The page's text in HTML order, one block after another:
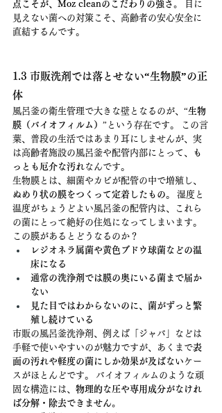
点こそが、Moz cleanのこだわりの強さ。
目に
見えない菌への対策こそ、高齢者の安心安全に
直結するんです。
1.3 市販洗剤では落とせない“生物膜”の正
体
風呂釜の衛生管理で大きな壁となるのが、“生物
膜（バイオフィルム） ”という存在です。 この言
葉、普段の生活ではあまり耳にしませんが、実
は高齢者施設の風呂釜や配管内部にとって、
も
っとも厄介な汚れなんです。
生物膜とは、細菌やカビが配管の中で増殖し、
ぬめり状の膜をつくって定着したもの。 湿度と
温度がちょうどよい風呂釜の配管内は、これら
の菌にとって絶好の住処になってしまいます。
この膜があるとどうなるのか？
レジオネラ属菌や黄色ブドウ球菌などの温
床になる
通常の洗浄剤では膜の奥にいる菌まで届か
ない
見た目ではわからないのに、菌がずっと繁
殖し続けている
市販の風呂釜洗浄剤、例えば「ジャバ」などは
手軽で使いやすいのが魅力ですが、あくまで表
面の汚れや軽度の菌にしか効果が及ばないケー
スがほとんどです。 バイオフィルムのような頑
固な構造には、 物理的な圧や専用成分がなけれ
ば分解・除去できません。